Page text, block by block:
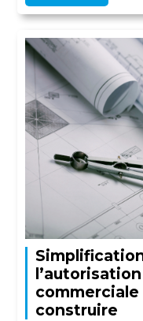
commerciale
construire